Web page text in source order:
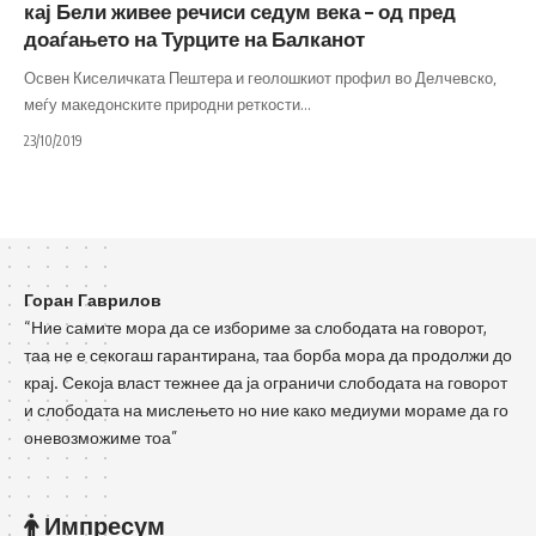
кај Бели живее речиси седум века – од пред
доаѓањето на Турците на Балканот
Освен Киселичката Пештера и геолошкиот профил во Делчевско,
меѓу македонските природни реткости…
23/10/2019
Горан Гаврилов
“Ние самите мора да се избориме за слободата на говорот,
таа не е секогаш гарантирана, таа борба мора да продолжи до
крај. Секоја власт тежнее да ја ограничи слободата на говорот
и слободата на мислењето но ние како медиуми мораме да го
оневозможиме тоа”
Импресум